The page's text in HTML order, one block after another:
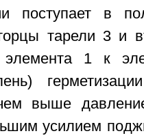
поступает в
тарели 3 и
элемента 1 к
выше
усилием